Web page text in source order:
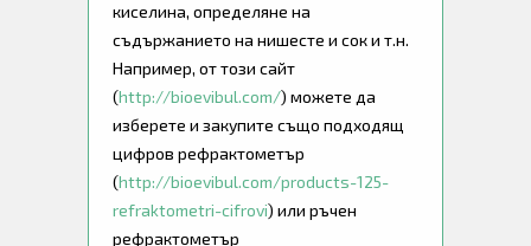
киселина, определяне на
съдържанието на нишесте и сок и т.н.
Например, от този сайт
(http://bioevibul.com/) можете да
изберете и закупите също подходящ
цифров рефрактометър
(http://bioevibul.com/products-125-
refraktometri-cifrovi) или ръчен
рефрактометър